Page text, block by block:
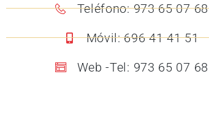
Teléfono: 973 65 07 68
Móvil: 696 41 41 51
Web -Tel: 973 65 07 68